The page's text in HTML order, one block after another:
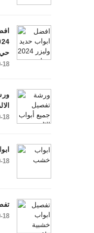
حي
18
18
18
18